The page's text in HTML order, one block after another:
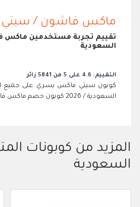
ماكس فاشون / سيتي
تقييم تجربة مستخدمين
السعودية
التقييم: 4.6 على 5 من 5841 زائر
كوبون سيتي ماكس يسري على جميع
السعودية / 2026 كوبون خصم ماكس فاشون الجديد "B1" و "ARC" و "A2U"
المزيد من كوبونات
السعودية